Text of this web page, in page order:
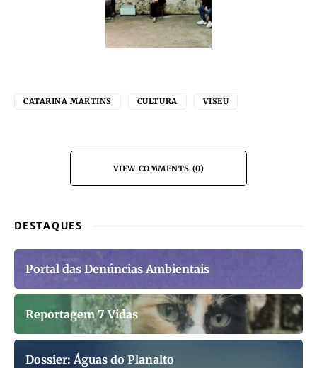
CATARINA MARTINS CULTURA VISEU
VIEW COMMENTS (0)
DESTAQUES
Portal das Denúncias Ambientais
Reportagem 7 Vidas
Dossier: Águas do Planalto